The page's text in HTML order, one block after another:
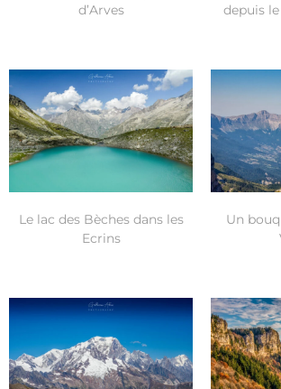
d’Arves
depuis
Le lac des Bèches dans les
Ecrins
Un